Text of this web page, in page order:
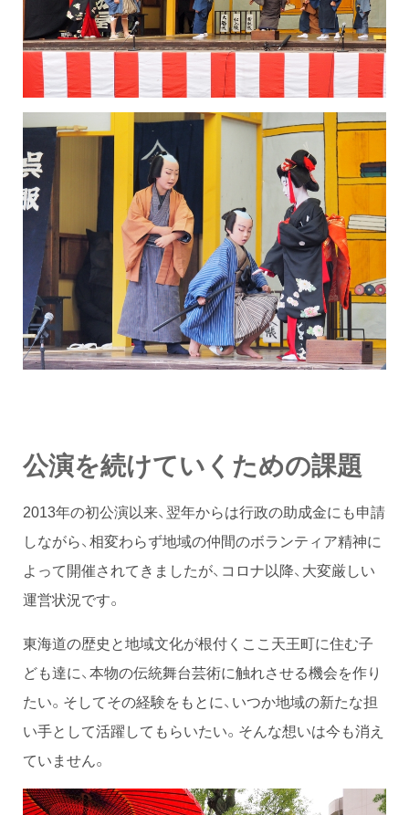
公演を続けていくための課題
2013年の初公演以来、翌年からは行政の助成金にも申請
しながら、相変わらず地域の仲間のボランティア精神に
よって開催されてきましたが、コロナ以降、大変厳しい
運営状況です。
東海道の歴史と地域文化が根付くここ天王町に住む子
ども達に、本物の伝統舞台芸術に触れさせる機会を作り
たい。そしてその経験をもとに、いつか地域の新たな担
い手として活躍してもらいたい。そんな想いは今も消え
ていません。